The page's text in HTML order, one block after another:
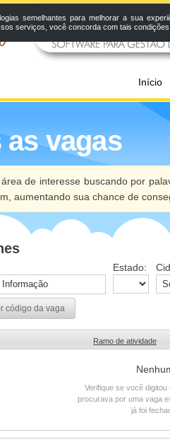
Início
as vagas
de interesse buscando por
aumentando sua chance de
Estado:
código da vaga
Ramo de atividade
Verifique se você
procurava por uma vaga
já foi
semelhantes para melhorar a sua
serviços, você concorda com tais